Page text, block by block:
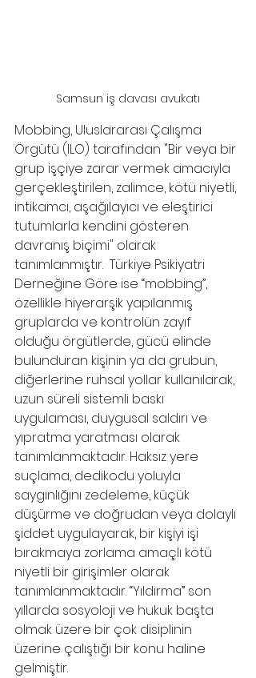
Samsun iş davası avukatı
Mobbing, Uluslararası Çalışma
Örgütü (ILO) tarafından "Bir veya bir
grup işçiye zarar vermek amacıyla
gerçekleştirilen, zalimce, kötü niyetli,
intikamcı, aşağılayıcı ve eleştirici
tutumlarla kendini gösteren
davranış biçimi" olarak
tanımlanmıştır.  Türkiye Psikiyatri
Derneğine Göre ise “mobbing”,
özellikle hiyerarşik yapılanmış
gruplarda ve kontrolün zayıf
olduğu örgütlerde, gücü elinde
bulunduran kişinin ya da grubun,
diğerlerine ruhsal yollar kullanılarak,
uzun süreli sistemli baskı
uygulaması, duygusal saldırı ve
yıpratma yaratması olarak
tanımlanmaktadır. Haksız yere
suçlama, dedikodu yoluyla
saygınlığını zedeleme, küçük
düşürme ve doğrudan veya dolaylı
şiddet uygulayarak, bir kişiyi işi
bırakmaya zorlama amaçlı kötü
niyetli bir girişimler olarak
tanımlanmaktadır. “Yıldırma” son
yıllarda sosyoloji ve hukuk başta
olmak üzere bir çok disiplinin
üzerine çalıştığı bir konu haline
gelmiştir.